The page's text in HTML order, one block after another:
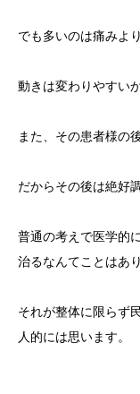
でも多いのは痛みよ
動きは変わりやすい
また、その患者様の
だからその後は絶好
普通の考えで医学的
治るなんてことはあ
それが整体に限らず
人的には思います。